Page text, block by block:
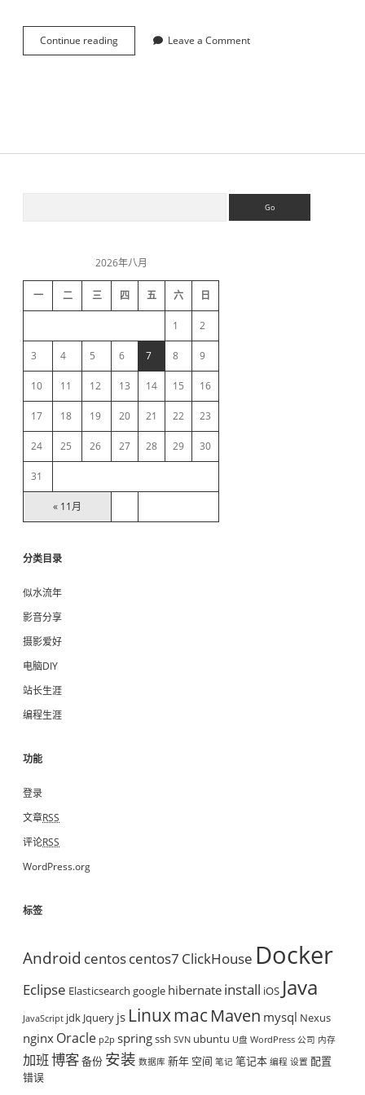
s
续
Continue reading
启
感
E
c
r
免
H
T
P
S
证
Leave a Comment
d
b
a
r
2026年八月
一 二 三 四 五 六 日
« 11月
1 2
3 4 5 6 7 8 9
10 11 12 13 14 15 16
17 18 19 20 21 22 23
24 25 26 27 28 29 30
31
分类目录
似水流年
影音分享
摄影爱好
电脑DIY
站长生涯
编程生涯
功能
登录
文章RSS
评论RSS
WordPress.org
标签
Android centoscentos7 ClickHouse Docker
Eclipse Elasticsearch google hibernate install iOS Java
JavaScript jdk Jquery js LinuxmacMaven mysql Nexus
nginx Oracle p2p springssh SVN ubuntu U盘 WordPress 公司 内存
加班博客备份 安装 数据库 新年 空间 笔记 笔记本 编程 设置 配置
错误